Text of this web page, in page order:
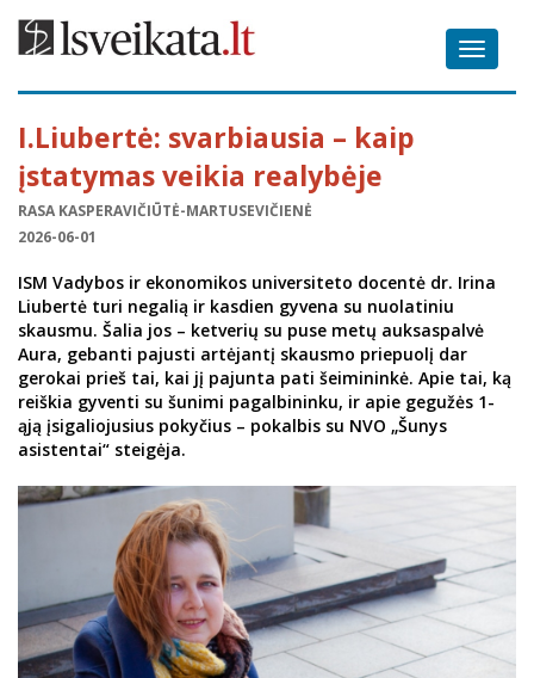
Toggle
I.Liubertė: svarbiausia – kaip
įstatymas veikia realybėje
RASA KASPERAVIČIŪTĖ-MARTUSEVIČIENĖ
2026-06-01
ISM Vadybos ir ekonomikos universiteto docentė dr. Irina
Liubertė turi negalią ir kasdien gyvena su nuolatiniu
skausmu. Šalia jos – ketverių su puse metų auksaspalvė
Aura, gebanti pajusti artėjantį skausmo priepuolį dar
gerokai prieš tai, kai jį pajunta pati šeimininkė. Apie tai, ką
reiškia gyventi su šunimi pagalbininku, ir apie gegužės 1-
ąją įsigaliojusius pokyčius – pokalbis su NVO „Šunys
asistentai“ steigėja.